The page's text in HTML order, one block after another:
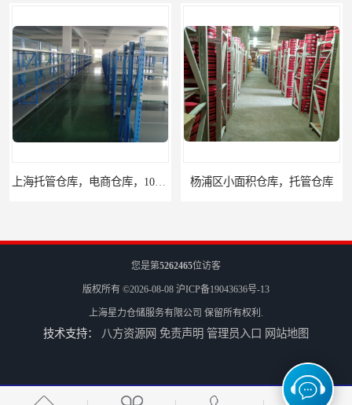
上海托管仓库，电商仓库，10平起租 杨浦区小面积仓库，托管仓库
宝山区小面积托管仓库，电商仓库
您是第5262465位访客
版权所有 ©2026-08-08 沪ICP备19043636号-13
上海星力仓储服务有限公司 保留所有权利.
技术支持： 八方资源网 免责声明 管理员入口 网站地图